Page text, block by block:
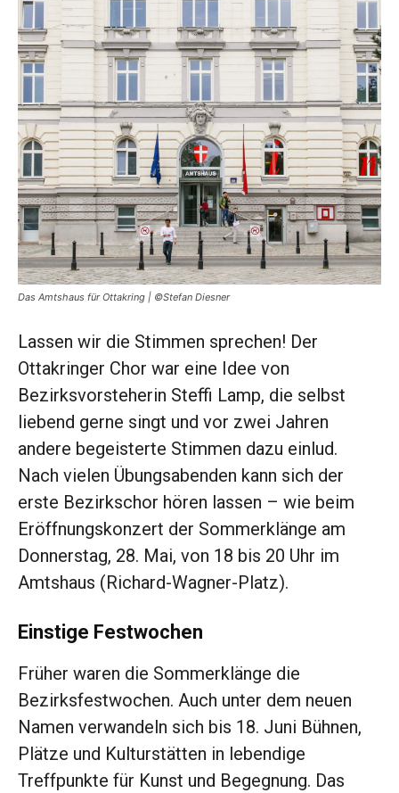
Das Amtshaus für Ottakring | ©Stefan Diesner
Lassen wir die Stimmen sprechen! Der
Ottakringer Chor war eine Idee von
Bezirksvorsteherin Steffi Lamp, die selbst
liebend gerne singt und vor zwei Jahren
andere begeisterte Stimmen dazu einlud.
Nach vielen Übungsabenden kann sich der
erste Bezirkschor hören lassen – wie beim
Eröffnungskonzert der Sommerklänge am
Donnerstag, 28. Mai, von 18 bis 20 Uhr im
Amtshaus (Richard-Wagner-Platz).
Einstige Festwochen
Früher waren die Sommerklänge die
Bezirksfestwochen. Auch unter dem neuen
Namen verwandeln sich bis 18. Juni Bühnen,
Plätze und Kulturstätten in lebendige
Treffpunkte für Kunst und Begegnung. Das